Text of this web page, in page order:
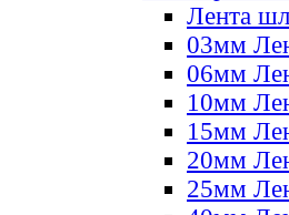
Лента
03мм
06мм
10мм
15мм
20мм
25мм